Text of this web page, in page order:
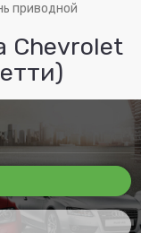
приводной
Chevrolet